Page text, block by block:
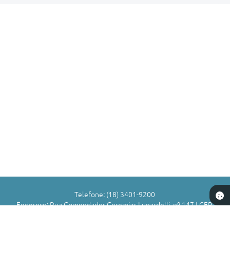
Telefone: (18) 3401-9200
Endereço: Rua Comendador Geremias Lunardelli, nº 147 | CEP: